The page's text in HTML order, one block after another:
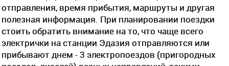
отправления, время прибытия, маршруты и другая
полезная информация. При планировании поездки
стоить обратить внимание на то, что чаще всего
электрички на станции Эдазия отправляются или
прибывают днем - 3 электропоездов (пригородных